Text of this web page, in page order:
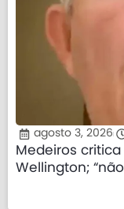
agosto 3, 2026
Medeiros
Wellington;